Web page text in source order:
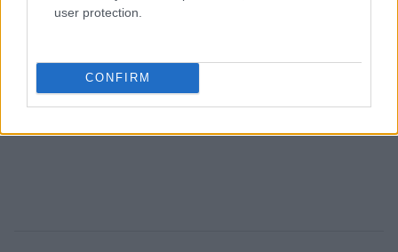
user protection.
CONFIRM